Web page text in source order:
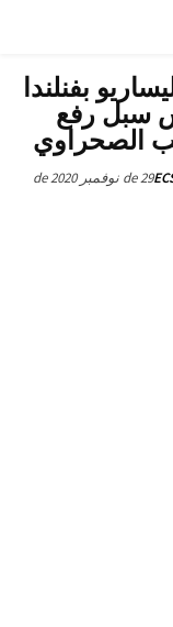
بفنلندا
سبل رفع
الصحراوي
29 de نوفمبر de 2020